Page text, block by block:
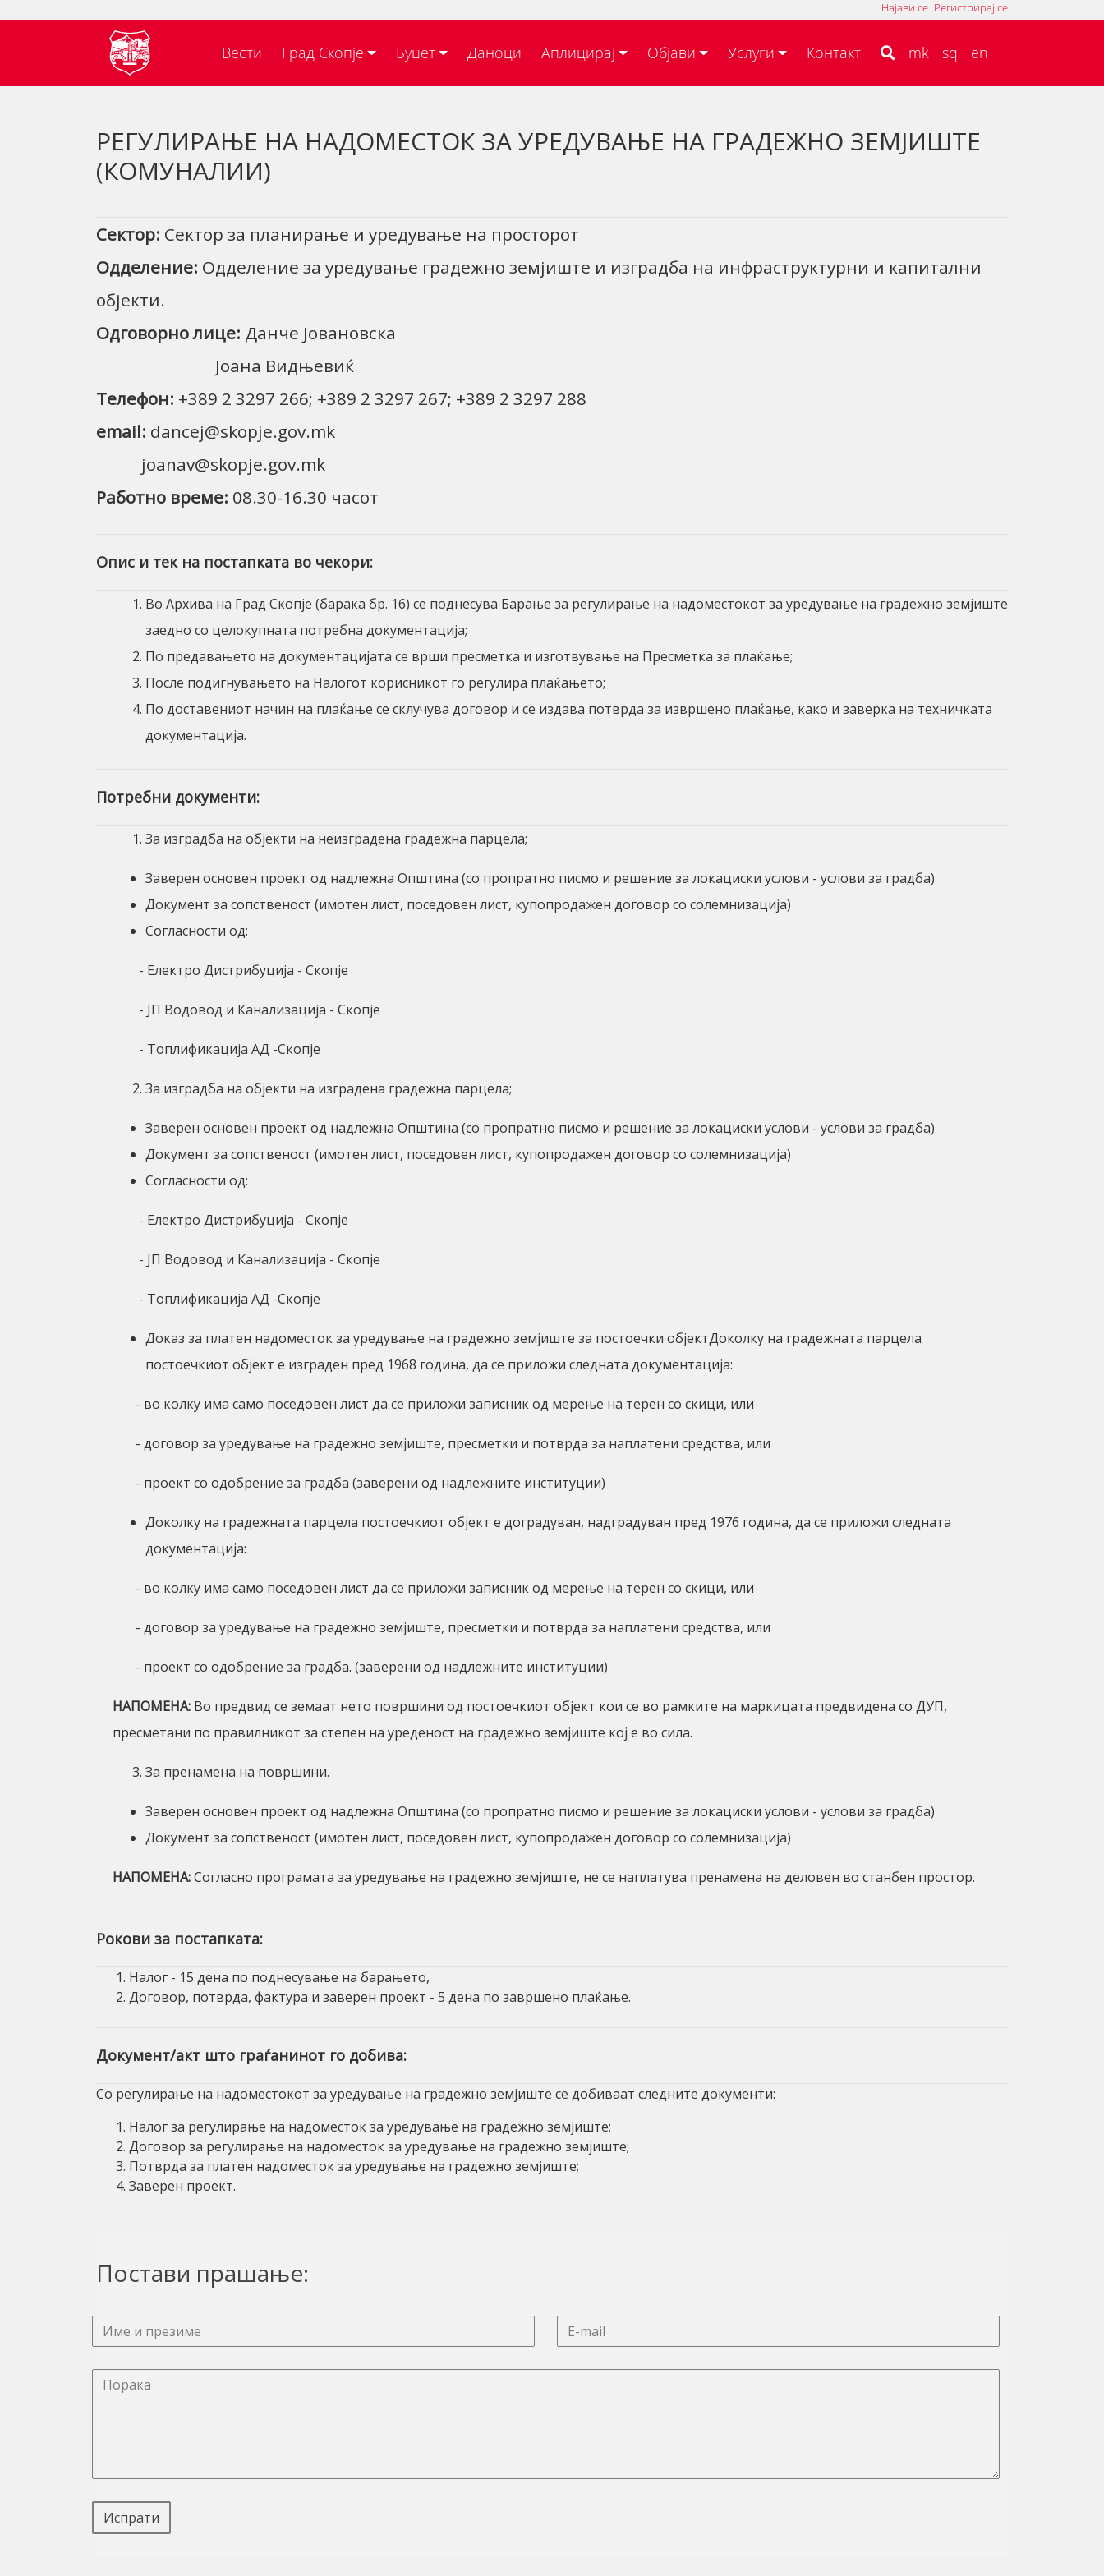
Регистрирај се
|
Најави се
Вести Град Скопје Буџет Даноци Аплицирај Објави Услуги Контакт mk sq en
РЕГУЛИРАЊЕ НА НАДОМЕСТОК ЗА УРЕДУВАЊЕ НА ГРАДЕЖНО ЗЕМЈИШТЕ
(КОМУНАЛИИ)
Сектор: Сектор за планирање и уредување на просторот
Одделение: Одделение за уредување градежно земјиште и изградба на инфраструктурни и капитални
објекти.
Одговорно лице: Данче Јовановска
Јоана Видњевиќ
Телефон: +389 2 3297 266; +389 2 3297 267; +389 2 3297 288
email: dancej@skopje.gov.mk
joanav@skopje.gov.mk
Работно време: 08.30-16.30 часот
Опис и тек на постапката во чекори:
Во Aрхива на Град Скопје (барака бр. 16) се поднесува Барање за регулирање на надоместокот за уредување на градежно земјиште
заедно со целокупната потребна документација;
По предавањето на документацијата се врши пресметка и изготвување на Пресметка за плаќање;
После подигнувањето на Налогот корисникот го регулира плаќањето;
По доставениот начин на плаќање се склучува договор и се издава потврда за извршено плаќање, како и заверка на техничката
документација.
Потребни документи:
За изградба на објекти на неизградена градежна парцела;
Заверен основен проект од надлежна Општина (со пропратно писмо и решение за локациски услови - услови за градба)
Документ за сопственост (имотен лист, поседовен лист, купопродажен договор со солемнизација)
Согласности од:
- Електро Дистрибуција - Скопје
- ЈП Водовод и Канализација - Скопје
- Топлификација АД -Скопје
За изградба на објекти на изградена градежна парцела;
Заверен основен проект од надлежна Општина (со пропратно писмо и решение за локациски услови - услови за градба)
Документ за сопственост (имотен лист, поседовен лист, купопродажен договор со солемнизација)
Согласности од:
- Електро Дистрибуција - Скопје
- ЈП Водовод и Канализација - Скопје
- Топлификација АД -Скопје
Доказ за платен надоместок за уредување на градежно земјиште за постоечки објектДоколку на градежната парцела
постоечкиот објект е изграден пред 1968 година, да се приложи следната документација:
- во колку има само поседовен лист да се приложи записник од мерење на терен со скици, или
- договор за уредување на градежно земјиште, пресметки и потврда за наплатени средства, или
- проект со одобрение за градба (заверени од надлежните институции)
Доколку на градежната парцела постоечкиот објект е доградуван, надградуван пред 1976 година, да се приложи следната
документација:
- во колку има само поседовен лист да се приложи записник од мерење на терен со скици, или
- договор за уредување на градежно земјиште, пресметки и потврда за наплатени средства, или
- проект со одобрение за градба. (заверени од надлежните институции)
НАПОМЕНА: Во предвид се земаат нето површини од постоечкиот објект кои се во рамките на маркицата предвидена со ДУП,
пресметани по правилникот за степен на уреденост на градежно земјиште кој е во сила.
За пренамена на површини.
Заверен основен проект од надлежна Општина (со пропратно писмо и решение за локациски услови - услови за градба)
Документ за сопственост (имотен лист, поседовен лист, купопродажен договор со солемнизација)
НАПОМЕНА:Согласно програмата за уредување на градежно земјиште, не се наплатува пренамена на деловен во станбен простор.
Рокови за постапката:
Налог - 15 дена по поднесување на барањето,
Договор, потврда, фактура и заверен проект - 5 дена по завршено плаќање.
Документ/акт што граѓанинот го добива:
Со регулирање на надоместокот за уредување на градежно земјиште се добиваат следните документи:
Налог за регулирање на надоместок за уредување на градежно земјиште;
Договор за регулирање на надоместок за уредување на градежно земјиште;
Потврда за платен надоместок за уредување на градежно земјиште;
Заверен проект.
Постави прашање:
Испрати